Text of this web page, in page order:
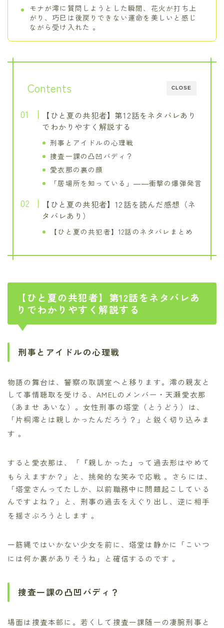
モナが澪に質問しようとした瞬間、花火が打ち上
がり、巧巳は後戻りできない運命を美しいと感じ
ながら受け入れた 。
CLOSE
Contents
【ひと夏の共犯者】第12話をネタバレあり
でわかりやすく解説する
刑事とアイドルの心理戦
捜査一課の凸凹バディ？
愛衣那の裏の顔
「居場所を知っている」――衝撃の爆弾発言
【ひと夏の共犯者】12話を読んだ感想（ネ
タバレあり）
【ひと夏の共犯者】12話のネタバレまとめ
【ひと夏の共犯者】第12話をネタバレあ
りでわかりやすく解説する
刑事とアイドルの心理戦
物語の舞台は、警察の取調室へと移ります。澪の親友と
して事情聴取を受ける、AMELのメンバー・天瀬愛衣那
（あませ あいな）。女性刑事の塔堂（とうどう）は、
「片桐澪とは親しかったんだろう？」と鋭く切り込みま
す 。
すると愛衣那は、「『親しかった』って過去形はやめて
もらえますか？」と、挑発的な笑みで応戦 。さらには、
「塔堂さんってたしか、以前職務中に問題起こしている
んですよね？」と、刑事の過去をえぐり出し、逆に相手
を揺さぶろうとします 。
一筋縄ではいかない少女を前に、塔堂は静かに「こいつ
には何か裏がありそうね」と確信するのです 。
捜査一課の凸凹バディ？
場面は捜査本部に。若くして捜査一課随一の凄腕刑事と